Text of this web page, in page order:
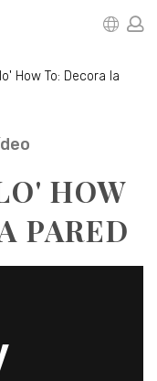
How To: Decora la
HOW
PARED